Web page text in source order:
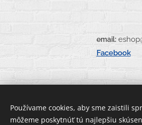
email:
Facebook
Používame cookies, aby sme zaistili
môžeme poskytnúť tú najlepšiu